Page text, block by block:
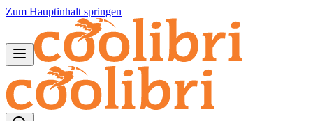
Zum Hauptinhalt springen